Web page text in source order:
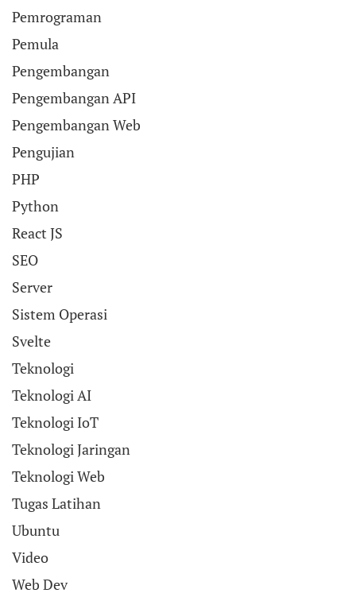
Pemrograman
Pemula
Pengembangan
Pengembangan API
Pengembangan Web
Pengujian
PHP
Python
React JS
SEO
Server
Sistem Operasi
Svelte
Teknologi
Teknologi AI
Teknologi IoT
Teknologi Jaringan
Teknologi Web
Tugas Latihan
Ubuntu
Video
Web Dev